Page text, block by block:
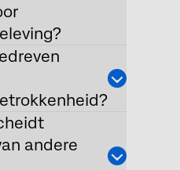
andere